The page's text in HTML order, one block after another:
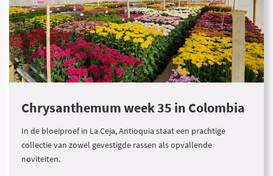
Chrysanthemum week 35 in Colombia
In de bloeiproef in La Ceja, Antioquia staat een prachtige
collectie van zowel gevestigde rassen als opvallende
noviteiten.